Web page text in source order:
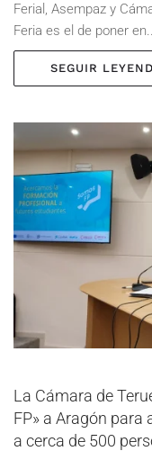
Ferial, Asempaz y
Feria es el de poner
SEGUIR
La Cámara de
FP» a Aragón para
a cerca de 500